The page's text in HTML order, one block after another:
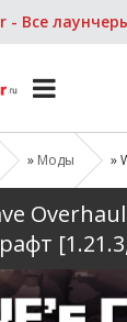
- Все
» Моды »